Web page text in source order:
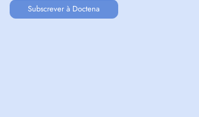
Subscrever à Doctena